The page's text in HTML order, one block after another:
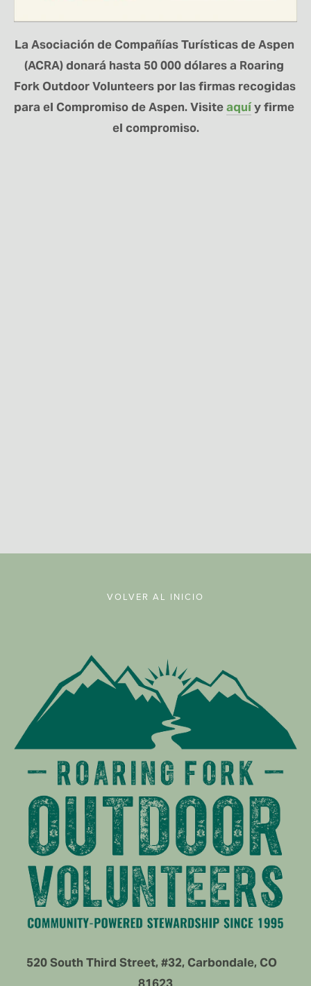
La Asociación de Compañías Turísticas de Aspen
(ACRA) donará hasta 50 000 dólares a Roaring
Fork Outdoor Volunteers por las firmas recogidas
para el Compromiso de Aspen. Visite aquí y firme
el compromiso.
VOLVER AL INICIO
520 South Third Street, #32, Carbondale, CO